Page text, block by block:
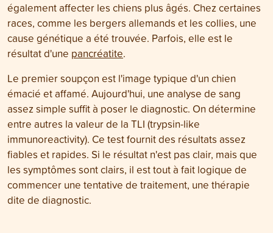
également affecter les chiens plus âgés. Chez certaines
races, comme les bergers allemands et les collies, une
cause génétique a été trouvée. Parfois, elle est le
résultat d'une pancréatite.
Le premier soupçon est l'image typique d'un chien
émacié et affamé. Aujourd'hui, une analyse de sang
assez simple suffit à poser le diagnostic. On détermine
entre autres la valeur de la TLI (trypsin-like
immunoreactivity). Ce test fournit des résultats assez
fiables et rapides. Si le résultat n'est pas clair, mais que
les symptômes sont clairs, il est tout à fait logique de
commencer une tentative de traitement, une thérapie
dite de diagnostic.